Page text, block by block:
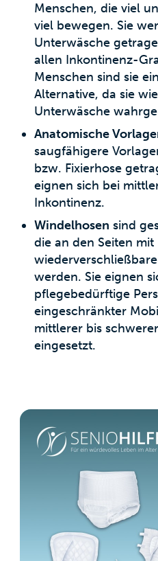
Menschen, die viel
viel bewegen. Sie
Unterwäsche
allen Inkontinenz-
Menschen sind sie
Alternative, da sie
Unterwäsche
Anatomische
saugfähigere
bzw. Fixierhose
eignen sich bei
Inkontinenz.
Windelhosen sind
die an den Seiten mit
werden. Sie eignen
pflegebedürftige
eingeschränkter
mittlerer bis
eingesetzt.